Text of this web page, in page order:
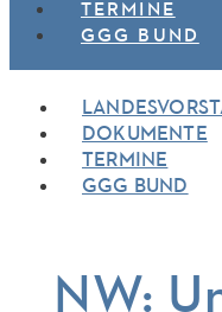
TERMINE
GGG BUND
DOKUMENTE
TERMINE
GGG BUND
NW: